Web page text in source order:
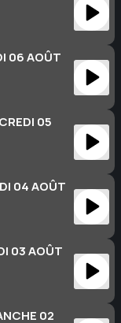
06 AOÛT
05
04 AOÛT
03 AOÛT
02